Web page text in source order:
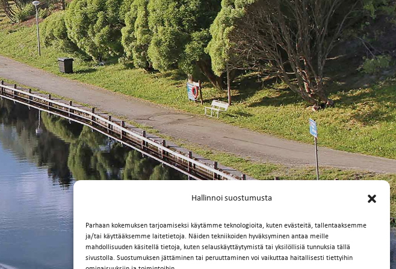
Hallinnoi suostumusta
Parhaan kokemuksen tarjoamiseksi käytämme teknologioita, kuten evästeitä, tallentaaksemme
ja/tai käyttääksemme laitetietoja. Näiden tekniikoiden hyväksyminen antaa meille
mahdollisuuden käsitellä tietoja, kuten selauskäyttäytymistä tai yksilöllisiä tunnuksia tällä
sivustolla. Suostumuksen jättäminen tai peruuttaminen voi vaikuttaa haitallisesti tiettyihin